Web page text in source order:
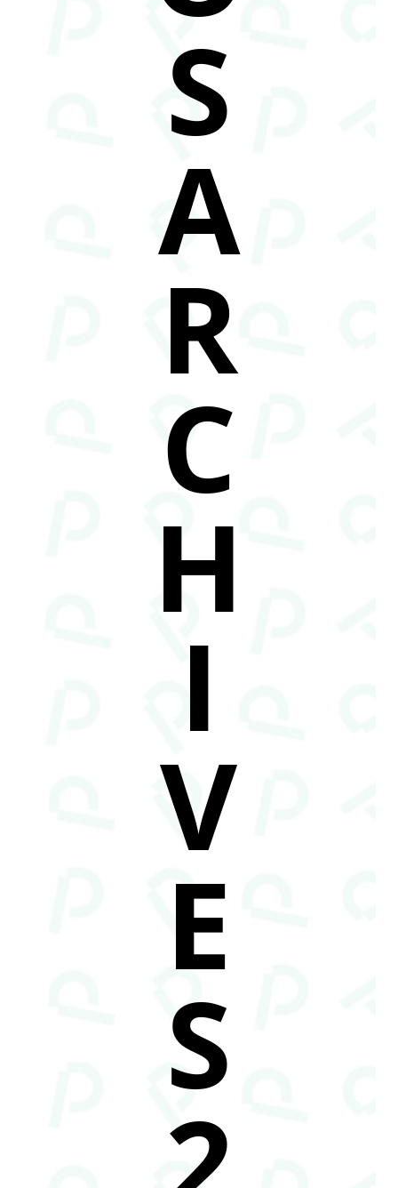
S
A
R
C
H
I
V
E
S